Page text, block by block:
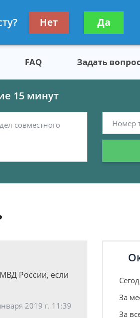
Получите консультацию
бесплатно
FAQ Задать
15 минут
России, если
2019 г. 11:39
За
За
Нет Да